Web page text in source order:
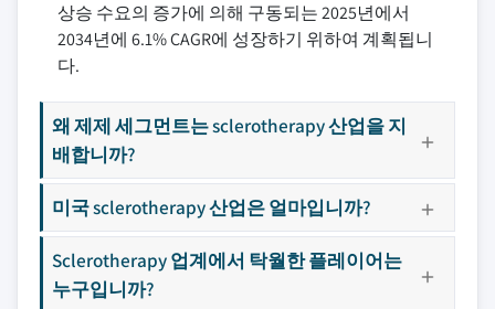
상승 수요의 증가에 의해 구동되는 2025년에서
2034년에 6.1% CAGR에 성장하기 위하여 계획됩니
다.
왜 제제 세그먼트는 sclerotherapy 산업을 지
배합니까?
미국 sclerotherapy 산업은 얼마입니까?
Sclerotherapy 업계에서 탁월한 플레이어는
누구입니까?